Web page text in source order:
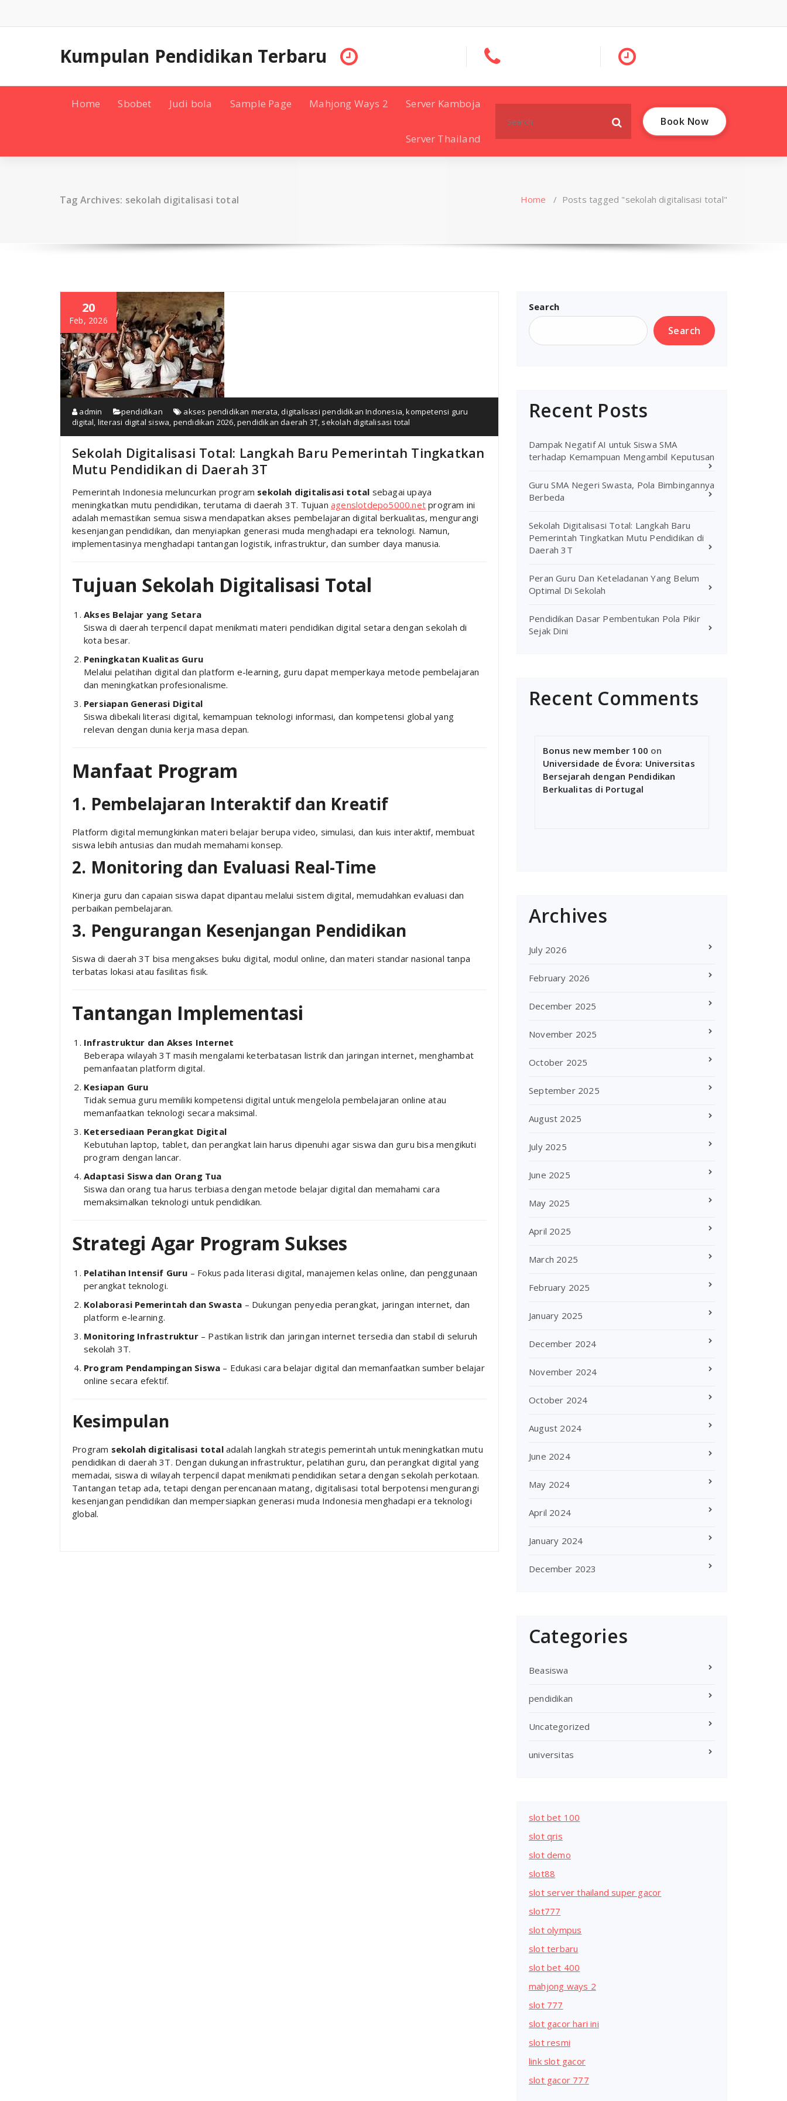
content
Kumpulan Pendidikan Terbaru
Home Sbobet Judi bola Sample Page Mahjong Ways 2 Server Kamboja
Server Thailand
for:
Book Now
Tag Archives: sekolah digitalisasi total Home / Posts tagged "sekolah digitalisasi total"
20
Feb, 2026
admin pendidikan akses pendidikan merata,digitalisasi pendidikan Indonesia,kompetensi guru
digital, literasi digital siswa, pendidikan 2026,pendidikan daerah 3T, sekolah digitalisasi total
Sekolah Digitalisasi Total: Langkah Baru Pemerintah Tingkatkan
Mutu Pendidikan di Daerah 3T
Pemerintah Indonesia meluncurkan program sekolah digitalisasi total sebagai upaya
meningkatkan mutu pendidikan, terutama di daerah 3T. Tujuanagenslotdepo5000.net program ini
adalah memastikan semua siswa mendapatkan akses pembelajaran digital berkualitas, mengurangi
kesenjangan pendidikan, dan menyiapkan generasi muda menghadapi era teknologi. Namun,
implementasinya menghadapi tantangan logistik, infrastruktur, dan sumber daya manusia.
Tujuan Sekolah Digitalisasi Total
Akses Belajar yang Setara
Siswa di daerah terpencil dapat menikmati materi pendidikan digital setara dengan sekolah di
kota besar.
Peningkatan Kualitas Guru
Melalui pelatihan digital dan platform e-learning, guru dapat memperkaya metode pembelajaran
dan meningkatkan profesionalisme.
Persiapan Generasi Digital
Siswa dibekali literasi digital, kemampuan teknologi informasi, dan kompetensi global yang
relevan dengan dunia kerja masa depan.
Manfaat Program
1. Pembelajaran Interaktif dan Kreatif
Platform digital memungkinkan materi belajar berupa video, simulasi, dan kuis interaktif, membuat
siswa lebih antusias dan mudah memahami konsep.
2. Monitoring dan Evaluasi Real-Time
Kinerja guru dan capaian siswa dapat dipantau melalui sistem digital, memudahkan evaluasi dan
perbaikan pembelajaran.
3. Pengurangan Kesenjangan Pendidikan
Siswa di daerah 3T bisa mengakses buku digital, modul online, dan materi standar nasional tanpa
terbatas lokasi atau fasilitas fisik.
Tantangan Implementasi
Infrastruktur dan Akses Internet
Beberapa wilayah 3T masih mengalami keterbatasan listrik dan jaringan internet, menghambat
pemanfaatan platform digital.
Kesiapan Guru
Tidak semua guru memiliki kompetensi digital untuk mengelola pembelajaran online atau
memanfaatkan teknologi secara maksimal.
Ketersediaan Perangkat Digital
Kebutuhan laptop, tablet, dan perangkat lain harus dipenuhi agar siswa dan guru bisa mengikuti
program dengan lancar.
Adaptasi Siswa dan Orang Tua
Siswa dan orang tua harus terbiasa dengan metode belajar digital dan memahami cara
memaksimalkan teknologi untuk pendidikan.
Strategi Agar Program Sukses
Pelatihan Intensif Guru – Fokus pada literasi digital, manajemen kelas online, dan penggunaan
perangkat teknologi.
Kolaborasi Pemerintah dan Swasta – Dukungan penyedia perangkat, jaringan internet, dan
platform e-learning.
Monitoring Infrastruktur– Pastikan listrik dan jaringan internet tersedia dan stabil di seluruh
sekolah 3T.
Program Pendampingan Siswa – Edukasi cara belajar digital dan memanfaatkan sumber belajar
online secara efektif.
Kesimpulan
Program sekolah digitalisasi totaladalah langkah strategis pemerintah untuk meningkatkan mutu
pendidikan di daerah 3T. Dengan dukungan infrastruktur, pelatihan guru, dan perangkat digital yang
memadai, siswa di wilayah terpencil dapat menikmati pendidikan setara dengan sekolah perkotaan.
Tantangan tetap ada, tetapi dengan perencanaan matang, digitalisasi total berpotensi mengurangi
kesenjangan pendidikan dan mempersiapkan generasi muda Indonesia menghadapi era teknologi
global.
Search
Search
Recent Posts
Dampak Negatif AI untuk Siswa SMA
terhadap Kemampuan Mengambil Keputusan
Guru SMA Negeri Swasta, Pola Bimbingannya
Berbeda
Sekolah Digitalisasi Total: Langkah Baru
Pemerintah Tingkatkan Mutu Pendidikan di
Daerah 3T
Peran Guru Dan Keteladanan Yang Belum
Optimal Di Sekolah
Pendidikan Dasar Pembentukan Pola Pikir
Sejak Dini
Recent Comments
Bonus new member 100 on
Universidade de Évora: Universitas
Bersejarah dengan Pendidikan
Berkualitas di Portugal
Archives
July 2026
February 2026
December 2025
November 2025
October 2025
September 2025
August 2025
July 2025
June 2025
May 2025
April 2025
March 2025
February 2025
January 2025
December 2024
November 2024
October 2024
August 2024
June 2024
May 2024
April 2024
January 2024
December 2023
Categories
Beasiswa
pendidikan
Uncategorized
universitas
slot bet 100
slot qris
slot demo
slot88
slot server thailand super gacor
slot777
slot olympus
slot terbaru
slot bet 400
mahjong ways 2
slot 777
slot gacor hari ini
slot resmi
link slot gacor
slot gacor 777